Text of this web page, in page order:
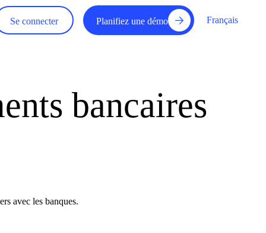
Se connecter Planifiez une démo Français
bancaires
avec les banques.